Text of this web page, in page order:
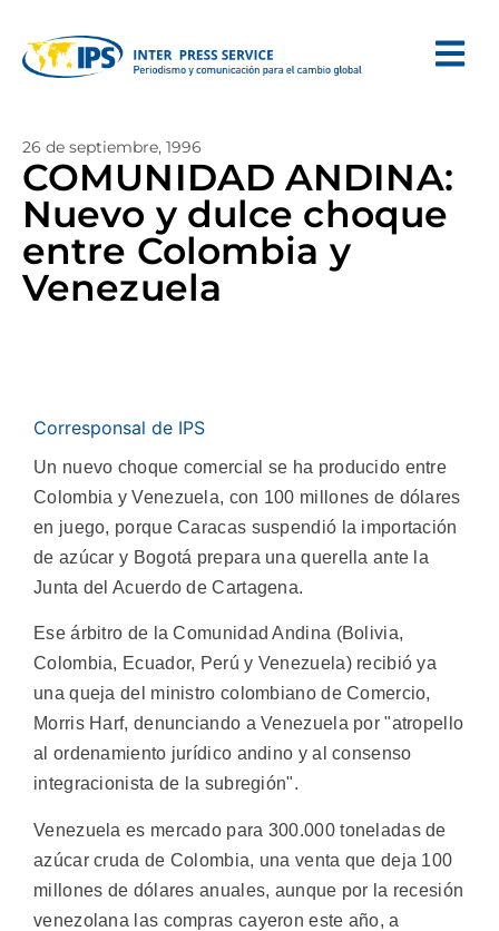
26 de septiembre, 1996
COMUNIDAD ANDINA:
Nuevo y dulce choque
entre Colombia y
Venezuela
Corresponsal de IPS
Un nuevo choque comercial se ha producido entre
Colombia y Venezuela, con 100 millones de dólares
en juego, porque Caracas suspendió la importación
de azúcar y Bogotá prepara una querella ante la
Junta del Acuerdo de Cartagena.
Ese árbitro de la Comunidad Andina (Bolivia,
Colombia, Ecuador, Perú y Venezuela) recibió ya
una queja del ministro colombiano de Comercio,
Morris Harf, denunciando a Venezuela por "atropello
al ordenamiento jurídico andino y al consenso
integracionista de la subregión".
Venezuela es mercado para 300.000 toneladas de
azúcar cruda de Colombia, una venta que deja 100
millones de dólares anuales, aunque por la recesión
venezolana las compras cayeron este año, a